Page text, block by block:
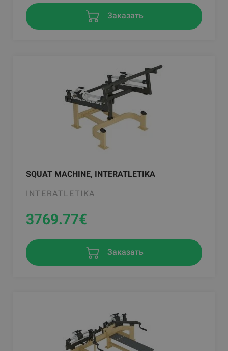
Заказать
SQUAT MACHINE, INTERATLETIKA
INTERATLETIKA
3769.77€
Заказать